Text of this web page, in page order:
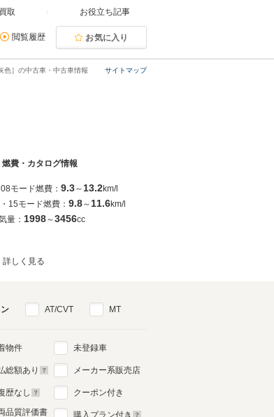
取 お役立ち記事
閲覧履歴 お気に入り
サイトマップ
色］の中古車・中古車情報
燃費・カタログ情報
モード燃費： 9.3～ 13.2km/l
15モード燃費： 9.8～ 11.6km/l
量： 1998～3456cc
詳しく見る
AT/CVT MT
物件
総額あり
歴なし
品質評価書
未登録車
メーカー系販売店
クーポン付き
購入プラン付き